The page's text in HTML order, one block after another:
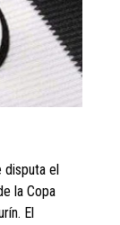
disputa el
la Copa
El